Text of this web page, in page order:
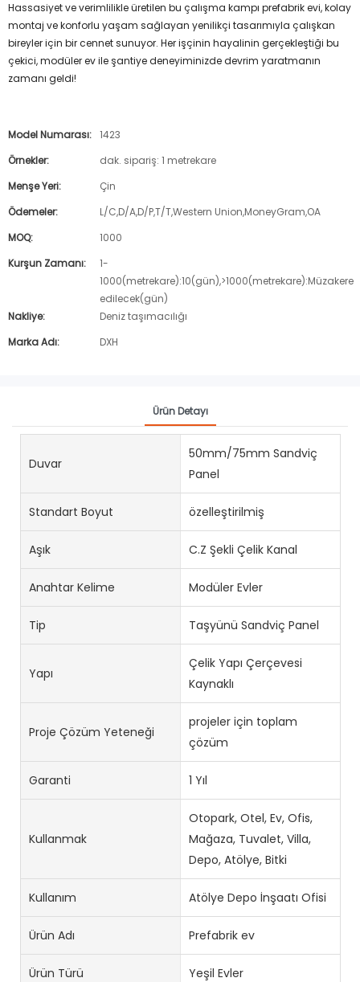
Hassasiyet ve verimlilikle üretilen bu çalışma kampı prefabrik evi, kolay
montaj ve konforlu yaşam sağlayan yenilikçi tasarımıyla çalışkan
bireyler için bir cennet sunuyor. Her işçinin hayalinin gerçekleştiği bu
çekici, modüler ev ile şantiye deneyiminizde devrim yaratmanın
zamanı geldi!
Model Numarası: 1423
Örnekler:
dak. sipariş: 1 metrekare
Menşe Yeri:
Çin
Ödemeler:
L/C,D/A,D/P,T/T,Western Union,MoneyGram,OA
MOQ:
1000
Kurşun Zamanı:
1-
1000(metrekare):10(gün),>1000(metrekare):Müzakere
edilecek(gün)
Nakliye:
Deniz taşımacılığı
Marka Adı:
DXH
Ürün Detayı
Duvar
50mm/75mm Sandviç
Panel
Standart Boyut özelleştirilmiş
Aşık C.Z Şekli Çelik Kanal
Anahtar Kelime Modüler Evler
Tip Taşyünü Sandviç Panel
Yapı
Çelik Yapı Çerçevesi
Kaynaklı
Proje Çözüm Yeteneği
projeler için toplam
çözüm
Garanti 1 Yıl
Kullanmak
Otopark, Otel, Ev, Ofis,
Mağaza, Tuvalet, Villa,
Depo, Atölye, Bitki
Kullanım Atölye Depo İnşaatı Ofisi
Ürün Adı Prefabrik ev
Ürün Türü Yeşil Evler